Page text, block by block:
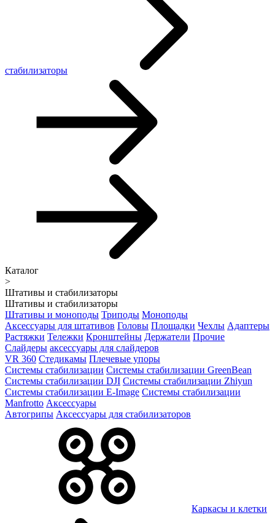
стабилизаторы
Каталог
>
Штативы и стабилизаторы
Штативы и стабилизаторы
Штативы и моноподы Триподы Моноподы
Аксессуары для штативов Головы Площадки Чехлы Адаптеры
Растяжки Тележки Кронштейны Держатели Прочие
Слайдеры аксессуары для слайдеров
VR 360 Стедикамы Плечевые упоры
Системы стабилизации Системы стабилизации GreenBean
Системы стабилизации DJI Системы стабилизации Zhiyun
Системы стабилизации E-Image Системы стабилизации
Manfrotto Аксессуары
Автогрипы Аксессуары для стабилизаторов
Каркасы и клетки